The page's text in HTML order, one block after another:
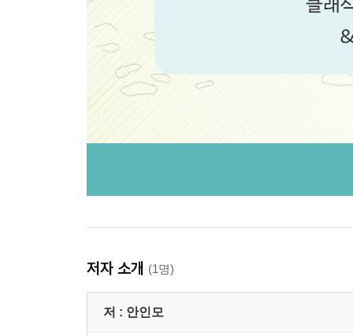
저자 소개 (1명)
저 : 안인모